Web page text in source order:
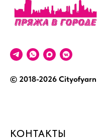
© 2018-2026 Cityofyarn
КОНТАКТЫ